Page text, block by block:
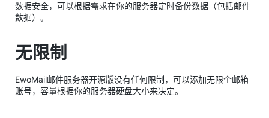
数据安全，可以根据需求在你的服务器定时备份数据（包括邮件
数据）。
无限制
EwoMail邮件服务器开源版没有任何限制，可以添加无限个邮箱
账号，容量根据你的服务器硬盘大小来决定。